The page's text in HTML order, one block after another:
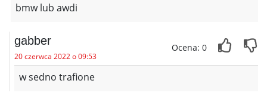
bmw lub awdi
gabber
20 czerwca 2022 o 09:53
Ocena: 0
w sedno trafione